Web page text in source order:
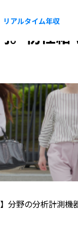
リアルタイム年収
初任給
分野の分析計測機